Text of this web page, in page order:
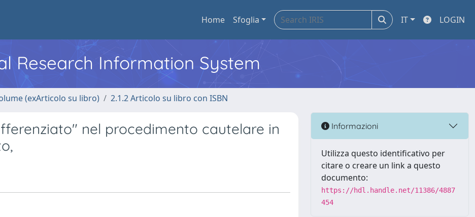
Home Sfoglia IT LOGIN
Research Information System
(exArticolo su libro) 2.1.2 Articolo su libro con ISBN
nel procedimento cautelare in
Informazioni
Utilizza questo identificativo per
citare o creare un link a questo
documento:
https://hdl.handle.net/11386/4887
454